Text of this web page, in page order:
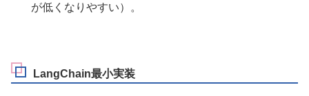
が低くなりやすい）。
LangChain最小実装